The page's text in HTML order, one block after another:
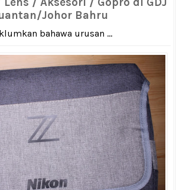
Johor Bahru
bahawa urusan ...